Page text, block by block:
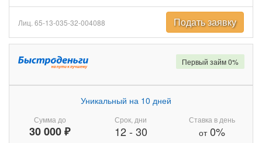
Лиц. 65-13-035-32-004088 Подать заявку
Сумма до
30 000 ₽
Уникальный на 10 дней
Срок, дни
12- 30
Ставка в день
от0%
Первый займ 0%